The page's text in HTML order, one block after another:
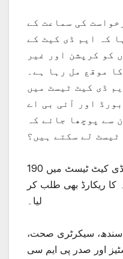
کی سماعت کے
کہ ایم ڈی کیٹ کے
کو کرپشن اور غیر
موقع مل رہا ہے۔
ڈی کیٹ ٹیسٹ میں
اور آئی بی اے
سے پوچھا جائے کہ
لے سکتے ہیں؟
اس کے علاوہ عدالت نے ایم ڈی کیٹ ٹیسٹ میں 190
کا ریکارڈ بھی طلب کر
لیا۔
سیکرٹری صحت،
اور صدر پی ایم سی